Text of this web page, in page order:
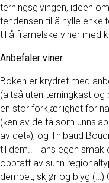
terningsgivingen, ideen
tendensen til å hylle
til å framelske viner med
Anbefaler viner
Boken er krydret med
(altså uten terningkast og
en stor forkjærlighet for
(«en av de få som
av det»), og Thibaud
til dem.. Hans egen smak
opptatt av sunn
dempet, skjør og blyg (…)